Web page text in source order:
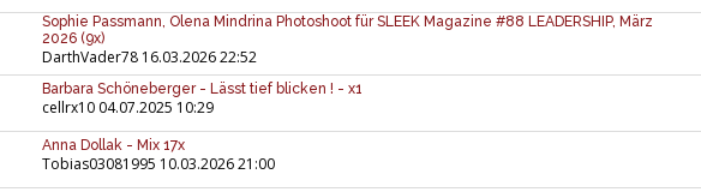
Sophie Passmann, Olena Mindrina Photoshoot für SLEEK Magazine #88 LEADERSHIP, März
2026 (9x)
DarthVader78 16.03.2026 22:52
Barbara Schöneberger - Lässt tief blicken ! - x1
cellrx10 04.07.2025 10:29
Anna Dollak - Mix 17x
Tobias03081995 10.03.2026 21:00